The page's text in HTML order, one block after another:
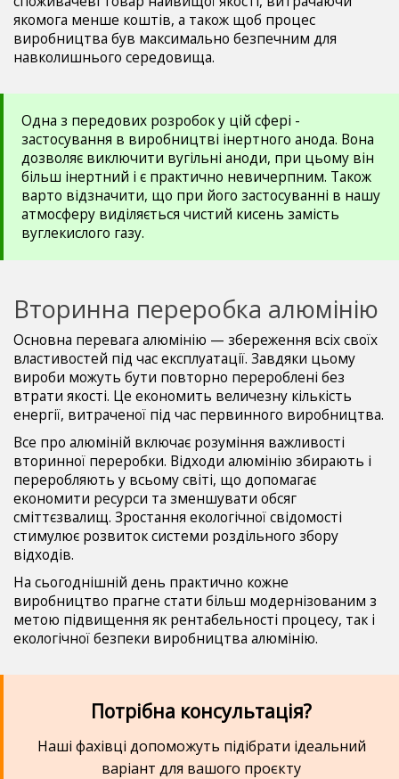
якомога менше коштів, а також щоб процес
виробництва був максимально безпечним для
навколишнього середовища.
Одна з передових розробок у цій сфері -
застосування в виробництві інертного анода. Вона
дозволяє виключити вугільні аноди, при цьому він
більш інертний і є практично невичерпним. Також
варто відзначити, що при його застосуванні в нашу
атмосферу виділяється чистий кисень замість
вуглекислого газу.
Вторинна переробка алюмінію
Основна перевага алюмінію — збереження всіх своїх
властивостей під час експлуатації. Завдяки цьому
вироби можуть бути повторно перероблені без
втрати якості. Це економить величезну кількість
енергії, витраченої під час первинного виробництва.
Все про алюміній включає розуміння важливості
вторинної переробки. Відходи алюмінію збирають і
переробляють у всьому світі, що допомагає
економити ресурси та зменшувати обсяг
сміттєзвалищ. Зростання екологічної свідомості
стимулює розвиток системи роздільного збору
відходів.
На сьогоднішній день практично кожне
виробництво прагне стати більш модернізованим з
метою підвищення як рентабельності процесу, так і
екологічної безпеки виробництва алюмінію.
Потрібна консультація?
Наші фахівці допоможуть підібрати ідеальний
варіант для вашого проєкту